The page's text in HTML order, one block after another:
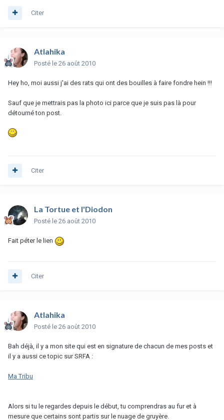
Citer
Atlahika
Posté le 26 août 2010
Hey ho, moi aussi j'ai des rats qui ont des bouilles à faire fondre hein !!!
Sauf que je mettrais pas la photo ici parce que je suis pas là pour
détourné ton post.
Citer
La Tortue et l'Diodon
Posté le 26 août 2010
Fait péter le lien
Citer
Atlahika
Posté le 26 août 2010
Bah déjà, il y a mon site qui est en signature de chacun de mes posts et
il y a aussi ce topic sur SRFA :
Ma Tribu
Alors si tu le regardes depuis le début, tu comprendras au fur et à
mesure que certains sont partis sur le nuage de gruyère.